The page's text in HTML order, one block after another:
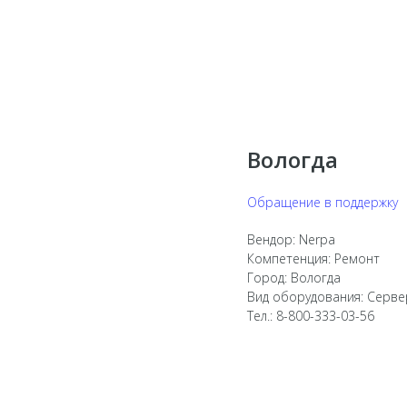
Вологда
Обращение в поддержку
Вендор: Nerpa
Компетенция: Ремонт
Город: Вологда
Вид оборудования:
Тел.: 8-800-333-03-56